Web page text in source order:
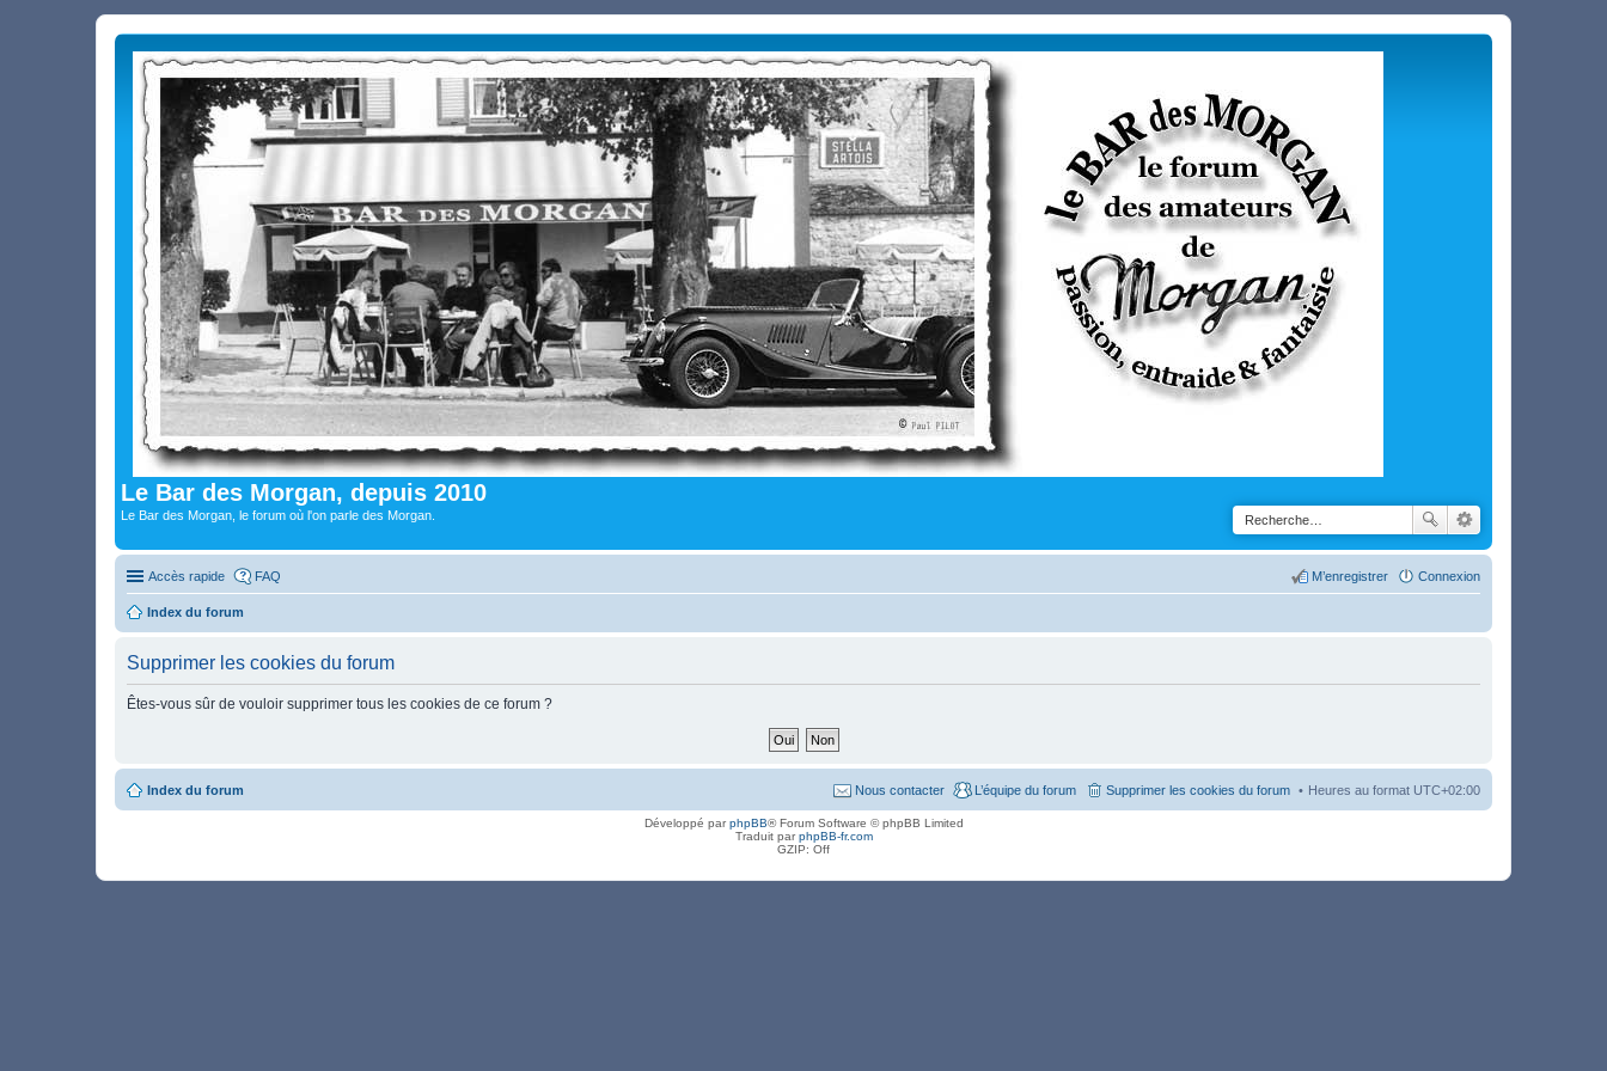
Le Bar des Morgan, depuis 2010
Le Bar des Morgan, le forum où l'on parle des Morgan.
Accès rapide FAQ Connexion
M’enregistrer
Index du forum
Supprimer les cookies du forum
Êtes-vous sûr de vouloir supprimer tous les cookies de ce forum ?
Index du forum Heures au format UTC+02:00
Supprimer les cookies du forum
L’équipe du forum
Nous contacter
Développé parphpBB® Forum Software © phpBB Limited
Traduit parphpBB-fr.com
GZIP: Off